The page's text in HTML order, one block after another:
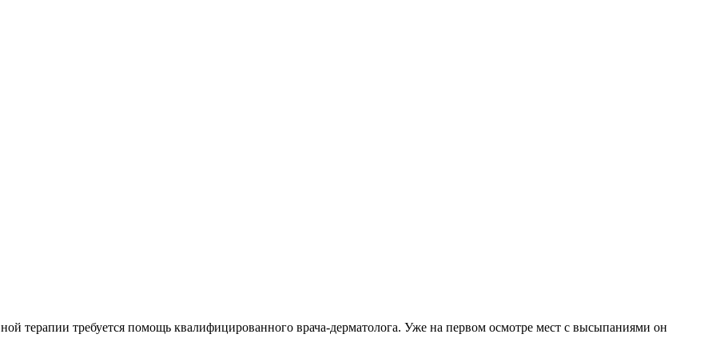
терапии требуется помощь квалифицированного врача-дерматолога. Уже на первом осмотре мест с высыпаниями он